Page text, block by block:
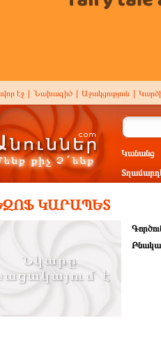
էջ Նախագիծ Աջակցություն
Կանանց
ԿԱՐԱՊԵՏ